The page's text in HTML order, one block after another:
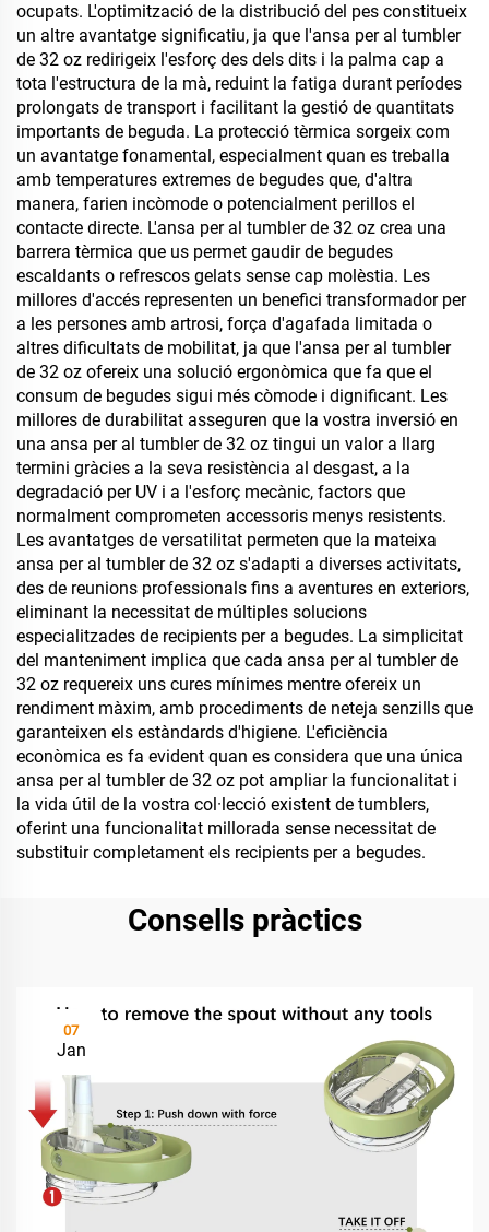
ocupats. L'optimització de la distribució del pes constitueix
un altre avantatge significatiu, ja que l'ansa per al tumbler
de 32 oz redirigeix l'esforç des dels dits i la palma cap a
tota l'estructura de la mà, reduint la fatiga durant períodes
prolongats de transport i facilitant la gestió de quantitats
importants de beguda. La protecció tèrmica sorgeix com
un avantatge fonamental, especialment quan es treballa
amb temperatures extremes de begudes que, d'altra
manera, farien incòmode o potencialment perillos el
contacte directe. L'ansa per al tumbler de 32 oz crea una
barrera tèrmica que us permet gaudir de begudes
escaldants o refrescos gelats sense cap molèstia. Les
millores d'accés representen un benefici transformador per
a les persones amb artrosi, força d'agafada limitada o
altres dificultats de mobilitat, ja que l'ansa per al tumbler
de 32 oz ofereix una solució ergonòmica que fa que el
consum de begudes sigui més còmode i dignificant. Les
millores de durabilitat asseguren que la vostra inversió en
una ansa per al tumbler de 32 oz tingui un valor a llarg
termini gràcies a la seva resistència al desgast, a la
degradació per UV i a l'esforç mecànic, factors que
normalment comprometen accessoris menys resistents.
Les avantatges de versatilitat permeten que la mateixa
ansa per al tumbler de 32 oz s'adapti a diverses activitats,
des de reunions professionals fins a aventures en exteriors,
eliminant la necessitat de múltiples solucions
especialitzades de recipients per a begudes. La simplicitat
del manteniment implica que cada ansa per al tumbler de
32 oz requereix uns cures mínimes mentre ofereix un
rendiment màxim, amb procediments de neteja senzills que
garanteixen els estàndards d'higiene. L'eficiència
econòmica es fa evident quan es considera que una única
ansa per al tumbler de 32 oz pot ampliar la funcionalitat i
la vida útil de la vostra col·lecció existent de tumblers,
oferint una funcionalitat millorada sense necessitat de
substituir completament els recipients per a begudes.
Consells pràctics
07
Jan